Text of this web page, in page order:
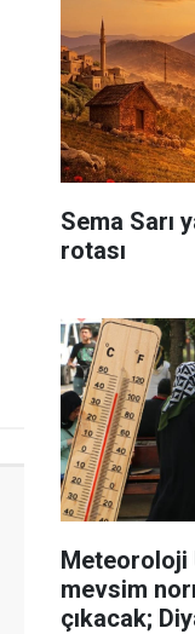
Sema Sarı
rotası
Meteoroloji
mevsim
çıkacak;